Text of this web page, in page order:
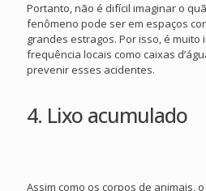
Portanto, não é difícil imaginar o
fenômeno pode ser em espaços
grandes estragos. Por isso, é
frequência locais como caixas
prevenir esses acidentes.
4. Lixo acumulado
Assim como os corpos de animais,